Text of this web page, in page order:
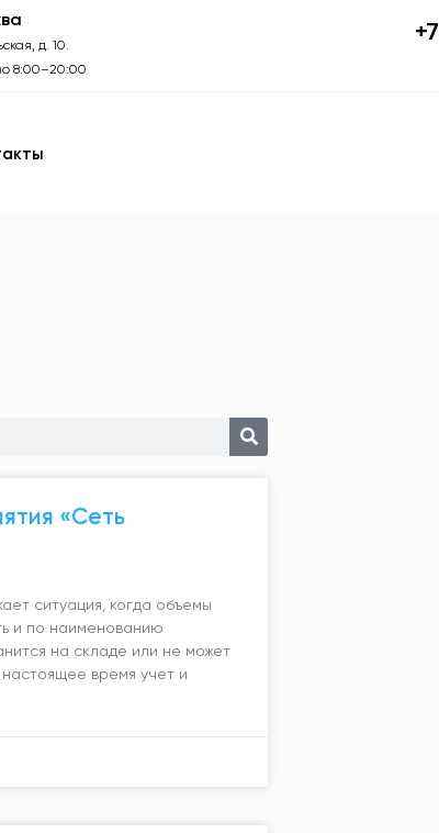
д. 10.
8:00–20:00
«Сеть
ситуация, когда объемы
и по наименованию
на складе или не может
время учет и